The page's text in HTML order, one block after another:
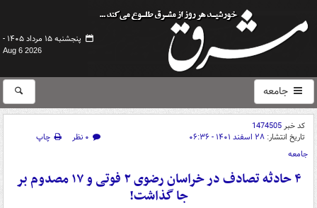
پنجشنبه ۱۵ مرداد ۱۴۰۵ -
Aug 6 2026
جامعه
کد خبر1474505
تاریخ انتشار: ۲۸ اسفند ۱۴۰۱ - ۰۶:۳۶ ۰ نظر
چاپ
جامعه
۴ حادثه تصادف در خراسان رضوی ۲ فوتی و ۱۷ مصدوم بر
جا گذاشت!